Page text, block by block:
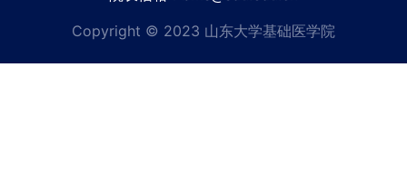
Copyright © 2023 山东大学基础医学院